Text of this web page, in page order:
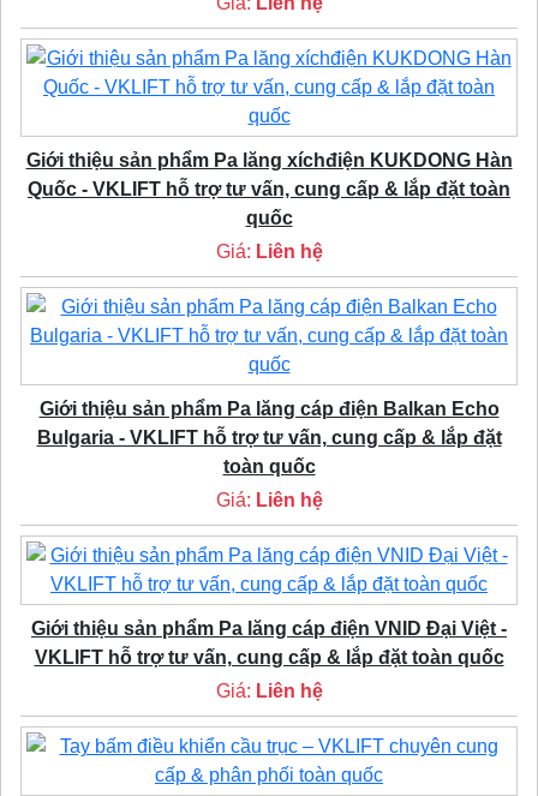
Giới thiệu sản phẩm Pa lăng xíchđiện KUKDONG Hàn
Quốc - VKLIFT hỗ trợ tư vấn, cung cấp & lắp đặt toàn
quốc
Giá: Liên hệ
Giới thiệu sản phẩm Pa lăng cáp điện Balkan Echo
Bulgaria - VKLIFT hỗ trợ tư vấn, cung cấp & lắp đặt
toàn quốc
Giá: Liên hệ
Giới thiệu sản phẩm Pa lăng cáp điện VNID Đại Việt -
VKLIFT hỗ trợ tư vấn, cung cấp & lắp đặt toàn quốc
Giá: Liên hệ